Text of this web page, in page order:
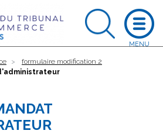
formulaire modification 2